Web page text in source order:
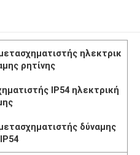
ηλεκτρικ
ρητίνης
IP54 ηλεκτρική
δύναμης